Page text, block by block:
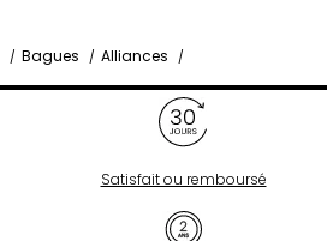
Bagues
Alliances
Satisfait ou remboursé